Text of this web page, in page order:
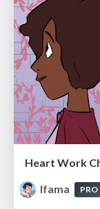
Heart Work
lfama
PRO